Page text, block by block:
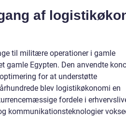
af
til militære operationer i gamle
gamle Egypten. Den anvendte
for at understøtte
blev logistikøkonomi en
fordele i
kommunikationsteknologier